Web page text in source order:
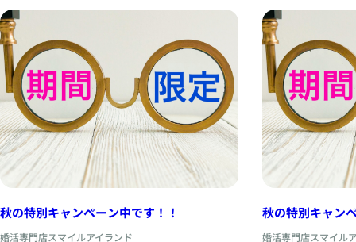
秋の特別キャンペーン中です！！
婚活専門店スマイルアイランド
秋の特別キャン
婚活専門店スマイル